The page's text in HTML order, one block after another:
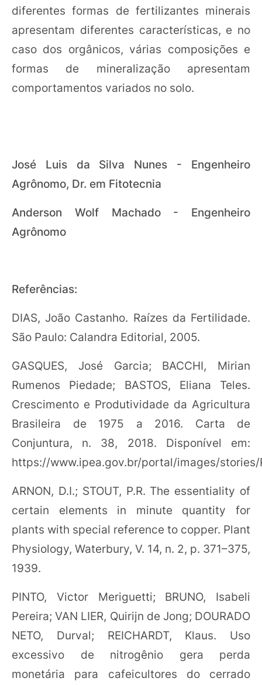
diferentes formas de fertilizantes minerais
apresentam diferentes características, e no
caso dos orgânicos, várias composições e
formas de mineralização apresentam
comportamentos variados no solo.
José Luis da Silva Nunes - Engenheiro
Agrônomo, Dr. em Fitotecnia
Anderson Wolf Machado - Engenheiro
Agrônomo
Referências:
DIAS, João Castanho. Raízes da Fertilidade.
São Paulo: Calandra Editorial, 2005.
GASQUES, José Garcia; BACCHI, Mirian
Rumenos Piedade; BASTOS, Eliana Teles.
Crescimento e Produtividade da Agricultura
Brasileira de 1975 a 2016. Carta de
Conjuntura, n. 38, 2018. Disponível em:
https://www.ipea.gov.br/portal/images/stories/
ARNON, D.I.; STOUT, P.R. The essentiality of
certain elements in minute quantity for
plants with special reference to copper. Plant
Physiology, Waterbury, V. 14, n. 2, p. 371–375,
1939.
PINTO, Victor Meriguetti; BRUNO, Isabeli
Pereira; VAN LIER, Quirijn de Jong; DOURADO
NETO, Durval; REICHARDT, Klaus. Uso
excessivo de nitrogênio gera perda
monetária para cafeicultores do cerrado